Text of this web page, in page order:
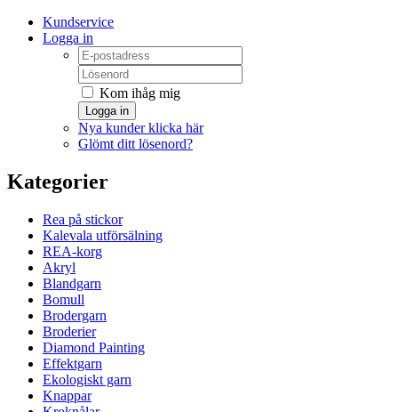
Kundservice
Logga in
Kom ihåg mig
Logga in
Nya kunder klicka här
Glömt ditt lösenord?
Kategorier
Rea på stickor
Kalevala utförsälning
REA-korg
Akryl
Blandgarn
Bomull
Brodergarn
Broderier
Diamond Painting
Effektgarn
Ekologiskt garn
Knappar